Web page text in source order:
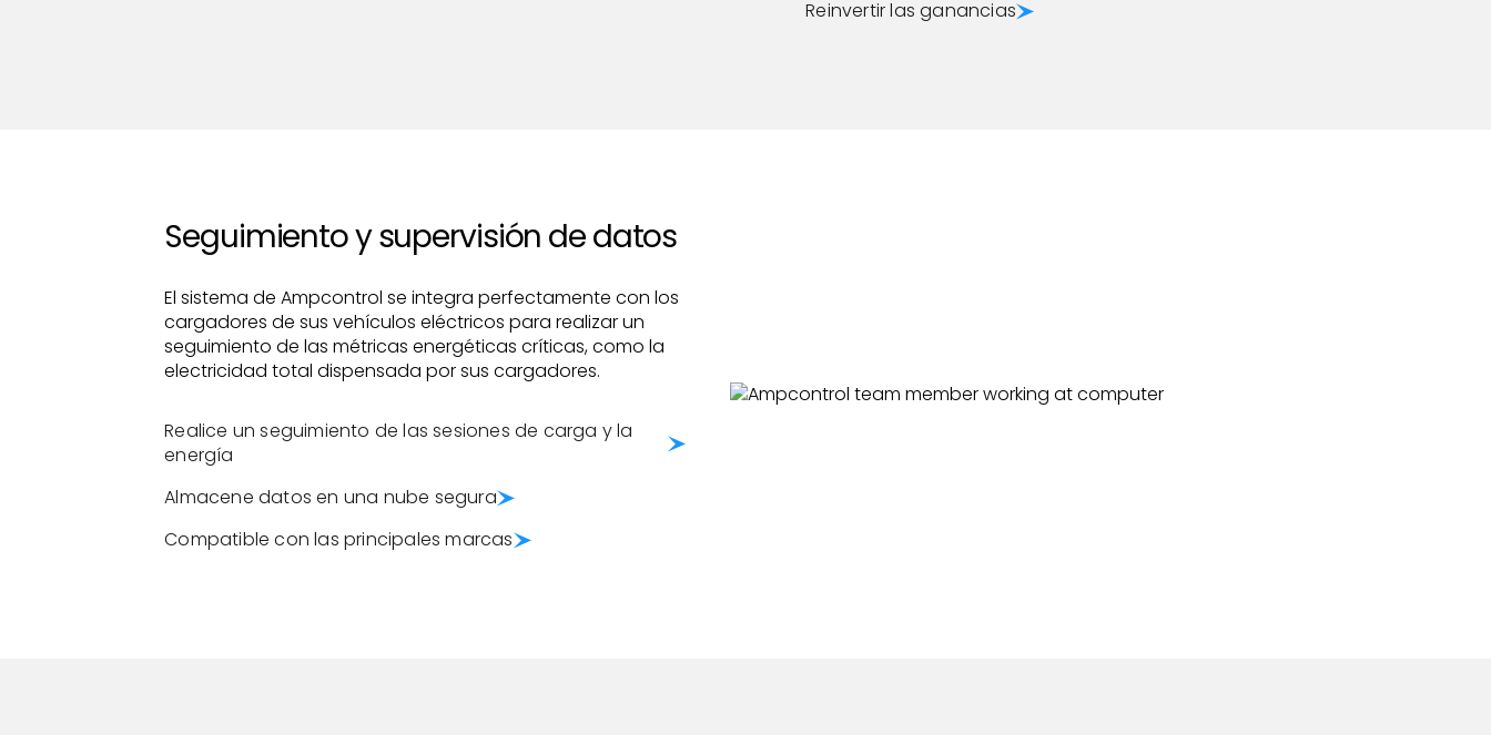
Reinvertir las ganancias
Seguimiento y supervisión de datos
El sistema de Ampcontrol se integra perfectamente con los
cargadores de sus vehículos eléctricos para realizar un
seguimiento de las métricas energéticas críticas, como la
electricidad total dispensada por sus cargadores.
Realice un seguimiento de las sesiones de carga y la
energía
Almacene datos en una nube segura
Compatible con las principales marcas